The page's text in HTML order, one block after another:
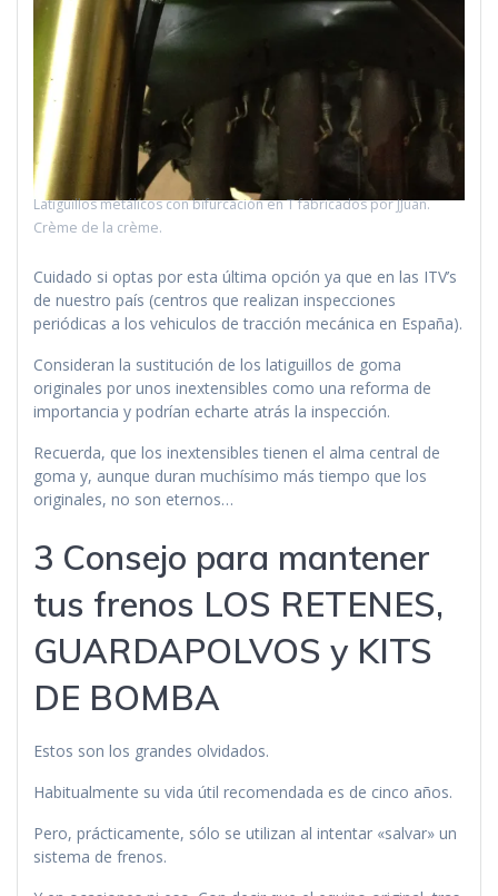
Latiguillos metálicos con bifurcación en T fabricados por JJuan.
Crème de la crème.
Cuidado si optas por esta última opción ya que en las ITV’s
de nuestro país (centros que realizan inspecciones
periódicas a los vehiculos de tracción mecánica en España).
Consideran la sustitución de los latiguillos de goma
originales por unos inextensibles como una reforma de
importancia y podrían echarte atrás la inspección.
Recuerda, que los inextensibles tienen el alma central de
goma y, aunque duran muchísimo más tiempo que los
originales, no son eternos…
3 Consejo para mantener
tus frenos LOS RETENES,
GUARDAPOLVOS y KITS
DE BOMBA
Estos son los grandes olvidados.
Habitualmente su vida útil recomendada es de cinco años.
Pero, prácticamente, sólo se utilizan al intentar «salvar» un
sistema de frenos.